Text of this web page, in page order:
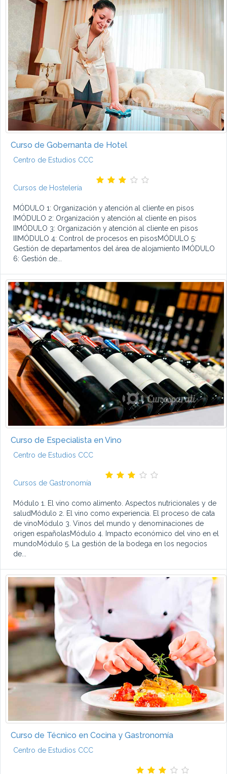
Curso de Gobernanta de Hotel
Centro de Estudios CCC
Cursos de Hostelería
MÓDULO 1: Organización y atención al cliente en pisos
IMÓDULO 2: Organización y atención al cliente en pisos
IIMÓDULO 3: Organización y atención al cliente en pisos
IIIMÓDULO 4: Control de procesos en pisosMÓDULO 5:
Gestión de departamentos del área de alojamiento IMÓDULO
6: Gestión de...
Curso de Especialista en Vino
Centro de Estudios CCC
Cursos de Gastronomía
Módulo 1. El vino como alimento. Aspectos nutricionales y de
saludMódulo 2. El vino como experiencia. El proceso de cata
de vinoMódulo 3. Vinos del mundo y denominaciones de
origen españolasMódulo 4. Impacto económico del vino en el
mundoMódulo 5. La gestión de la bodega en los negocios
de...
Curso de Técnico en Cocina y Gastronomía
Centro de Estudios CCC